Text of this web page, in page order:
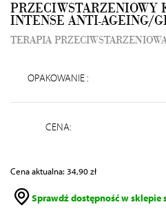
PRZECIWSTARZENIOWY
INTENSE ANTI-AGEING/
TERAPIA
OPAKOWANIE :
CENA:
Cena aktualna: 34,90 zł
Sprawdź dostępność w sklepie